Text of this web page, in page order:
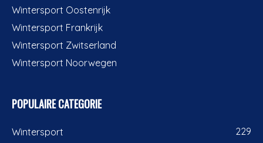
Wintersport Oostenrijk
Wintersport Frankrijk
Wintersport Zwitserland
Wintersport Noorwegen
POPULAIRE CATEGORIE
Wintersport
229